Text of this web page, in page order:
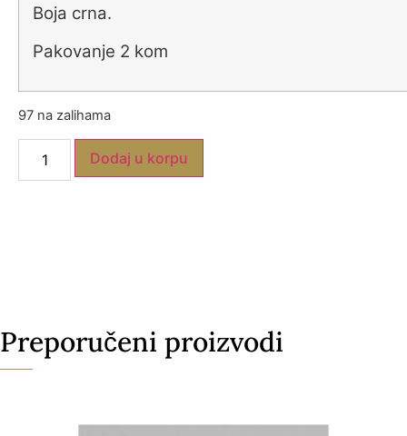
Boja crna.
Pakovanje 2 kom
97 na zalihama
Dodaj u korpu
Preporučeni proizvodi